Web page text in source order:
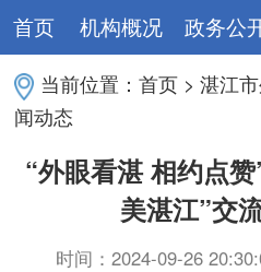
首页 机构概况 政务公
当前位置：首页 >湛江
闻动态
“外眼看湛 相约点
美湛江”交
时间：2024-09-26